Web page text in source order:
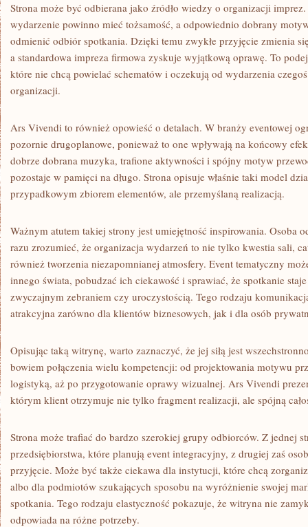
Strona może być odbierana jako źródło wiedzy o organizacji
wydarzenie powinno mieć tożsamość, a odpowiednio dobrany
odmienić odbiór spotkania. Dzięki temu zwykłe przyjęcie zmienia
a standardowa impreza firmowa zyskuje wyjątkową oprawę. To
które nie chcą powielać schematów i oczekują od wydarzenia
organizacji.
Ars Vivendi to również opowieść o detalach. W branży eventowej
pozornie drugoplanowe, ponieważ to one wpływają na końcowy
dobrze dobrana muzyka, trafione aktywności i spójny motyw
pozostaje w pamięci na długo. Strona opisuje właśnie taki model
przypadkowym zbiorem elementów, ale przemyślaną realizacją.
Ważnym atutem takiej strony jest umiejętność inspirowania. Osoba
razu zrozumieć, że organizacja wydarzeń to nie tylko kwestia sali,
również tworzenia niezapomnianej atmosfery. Event tematyczny
innego świata, pobudzać ich ciekawość i sprawiać, że spotkanie
zwyczajnym zebraniem czy uroczystością. Tego rodzaju
atrakcyjna zarówno dla klientów biznesowych, jak i dla osób
Opisując taką witrynę, warto zaznaczyć, że jej siłą jest
bowiem połączenia wielu kompetencji: od projektowania motywu
logistyką, aż po przygotowanie oprawy wizualnej. Ars Vivendi
którym klient otrzymuje nie tylko fragment realizacji, ale spójną
Strona może trafiać do bardzo szerokiej grupy odbiorców. Z jednej
przedsiębiorstwa, które planują event integracyjny, z drugiej zaś
przyjęcie. Może być także ciekawa dla instytucji, które chcą
albo dla podmiotów szukających sposobu na wyróżnienie swojej
spotkania. Tego rodzaju elastyczność pokazuje, że witryna nie
odpowiada na różne potrzeby.